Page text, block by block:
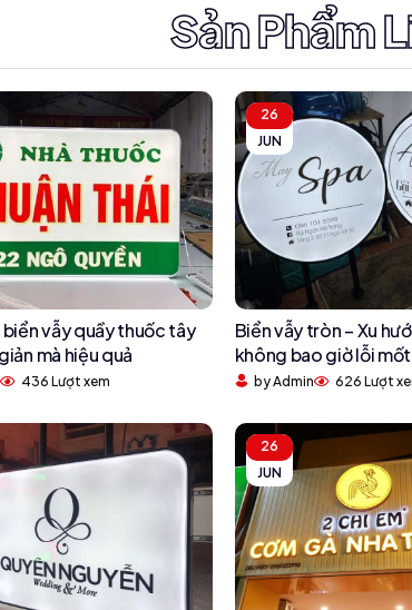
Sản Phẩm
biển vẫy quầy thuốc tây
mà hiệu quả
436 Lượt xem
Biển vẫy tròn – Xu
không bao giờ lỗi mốt
by Admin 626 Lượt
26
JUN
26
JUN